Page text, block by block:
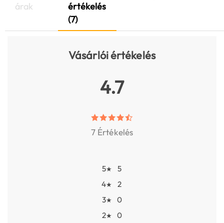
árak
értékelés
(7)
Vásárlói értékelés
4.7
7 Értékelés
5★
5
4★
2
3★
0
2★ 0